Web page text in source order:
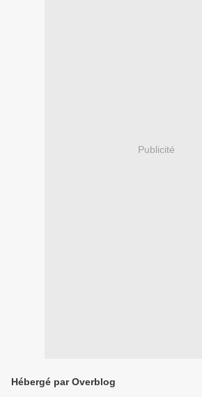
Publicité
Hébergé par Overblog